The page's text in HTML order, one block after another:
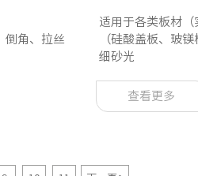
倒角、拉丝
RP700
适用于各类板材
（硅酸盖板、玻
细砂光
查看更多